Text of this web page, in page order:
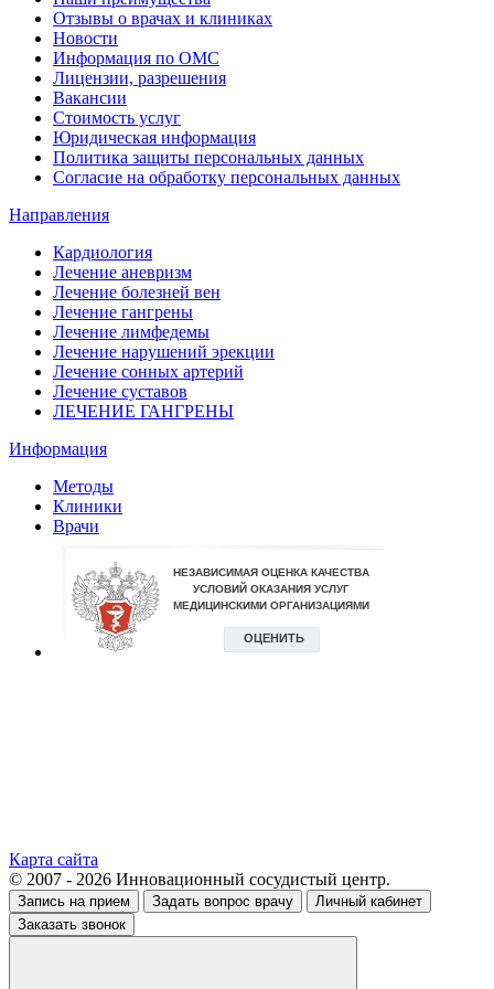
Отзывы о врачах и клиниках
Новости
Информация по ОМС
Лицензии, разрешения
Вакансии
Стоимость услуг
Юридическая информация
Политика защиты персональных данных
Согласие на обработку персональных данных
Направления
Кардиология
Лечение аневризм
Лечение болезней вен
Лечение гангрены
Лечение лимфедемы
Лечение нарушений эрекции
Лечение сонных артерий
Лечение суставов
ЛЕЧЕНИЕ ГАНГРЕНЫ
Информация
Методы
Клиники
Врачи
Карта сайта
© 2007 - 2026 Инновационный сосудистый центр.
Запись на прием Задать вопрос врачу
Личный кабинет
Заказать звонок